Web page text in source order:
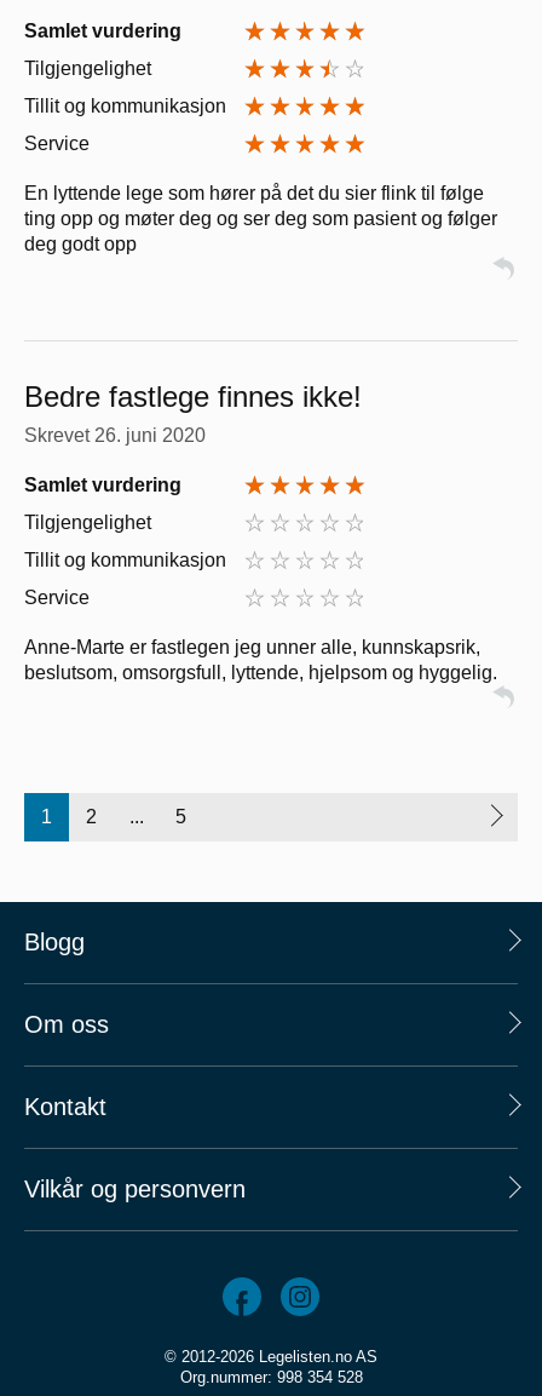
Samlet vurdering
Tilgjengelighet
Tillit og kommunikasjon
Service
En lyttende lege som hører på det du sier flink til følge
ting opp og møter deg og ser deg som pasient og følger
deg godt opp
Bedre fastlege finnes ikke!
Skrevet 26. juni 2020
Samlet vurdering
Tilgjengelighet
Tillit og kommunikasjon
Service
Anne-Marte er fastlegen jeg unner alle, kunnskapsrik,
beslutsom, omsorgsfull, lyttende, hjelpsom og hyggelig.
1 2 ... 5
Blogg
Om oss
Kontakt
Vilkår og personvern
© 2012-2026 Legelisten.no AS
Org.nummer: 998 354 528